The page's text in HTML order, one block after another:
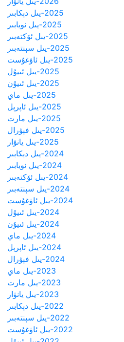
2025-يىل دېكابىر
2025-يىل نويابىر
2025-يىل ئۆكتەبىر
2025-يىل سېنتەبىر
2025-يىل ئاۋغۇست
2025-يىل ئىيۇل
2025-يىل ئىيۇن
2025-يىل ماي
2025-يىل ئاپرېل
2025-يىل مارت
2025-يىل فېۋرال
2025-يىل يانۋار
2024-يىل دېكابىر
2024-يىل نويابىر
2024-يىل ئۆكتەبىر
2024-يىل سېنتەبىر
2024-يىل ئاۋغۇست
2024-يىل ئىيۇل
2024-يىل ئىيۇن
2024-يىل ماي
2024-يىل ئاپرېل
2024-يىل فېۋرال
2023-يىل ماي
2023-يىل مارت
2023-يىل يانۋار
2022-يىل دېكابىر
2022-يىل سېنتەبىر
2022-يىل ئاۋغۇست